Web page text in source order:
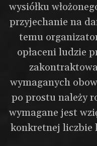
wysiółku
przyjechanie na
temu
opłaceni ludzie
wymaganych
po prostu należy
wymagane jest
konkretnej liczbie